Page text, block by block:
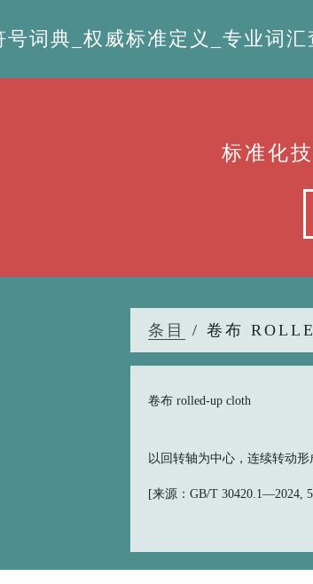
词典_权威标准定义_专业词汇
标准化
条目 / 卷布
卷布 rolled-up cloth
以回转轴为中心，连续转动形
[来源：GB/T 30420.1—2024,